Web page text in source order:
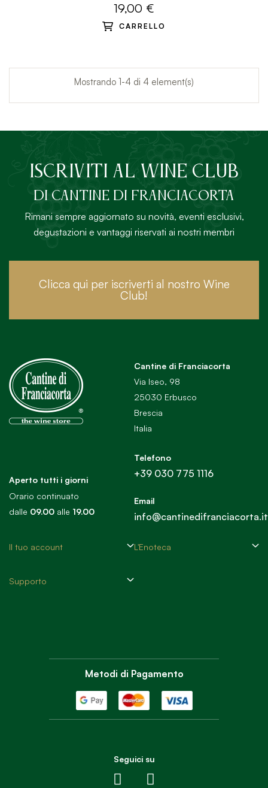
19,00 €
CARRELLO
Mostrando 1-4 di 4 element(s)
ISCRIVITI AL Wine Club
DI Cantine di Franciacorta
Rimani sempre aggiornato su novità, eventi esclusivi,
degustazioni e vantaggi riservati ai nostri membri
Clicca qui per iscriverti al nostro Wine
Club!
Aperto tutti i giorni
Orario continuato
dalle 09.00 alle 19.00
Cantine di Franciacorta
Via Iseo, 98
25030 Erbusco
Brescia
Italia
Telefono
+39 030 775 1116
Email
info@cantinedifranciacorta.it
Il tuo account L'Enoteca
Supporto
Metodi di Pagamento
Seguici su